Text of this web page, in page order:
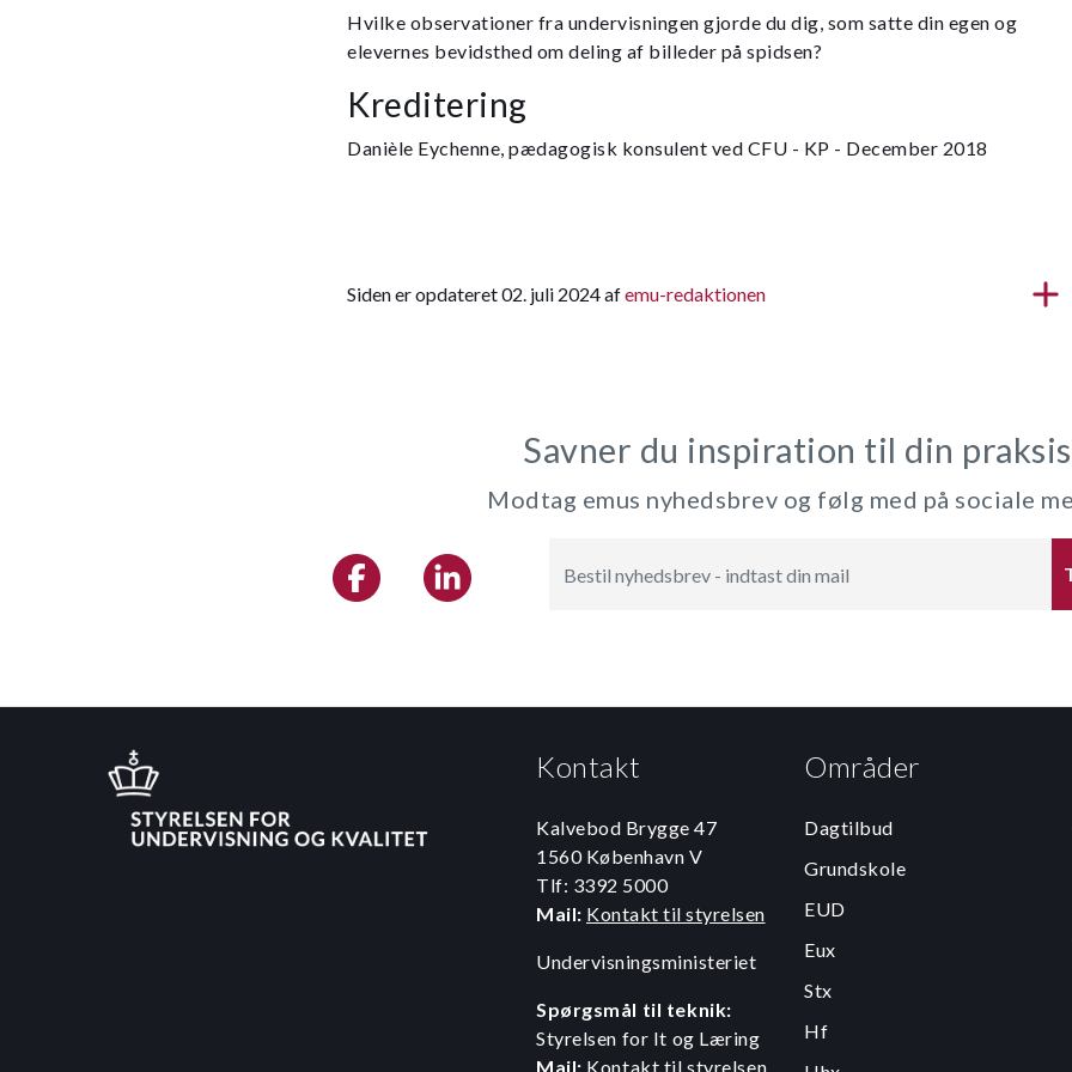
Hvilke observationer fra undervisningen gjorde du dig, som satte din egen og
elevernes bevidsthed om deling af billeder på spidsen?
Kreditering
Danièle Eychenne, pædagogisk konsulent ved CFU - KP - December 2018
Siden er opdateret 02. juli 2024 afemu-redaktionen
Savner du inspiration til din
Modtag emus nyhedsbrev og følg med på sociale
Kontakt
Kalvebod Brygge 47
1560 København V
Tlf: 3392 5000
Mail: Kontakt til styrelsen
Undervisningsministeriet
Spørgsmål til teknik:
Styrelsen for It og Læring
Mail: Kontakt til styrelsen
Områder
Dagtilbud
Grundskole
EUD
Eux
Stx
Hf